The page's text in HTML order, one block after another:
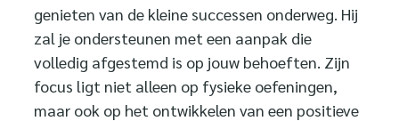
genieten van de kleine successen onderweg. Hij
zal je ondersteunen met een aanpak die
volledig afgestemd is op jouw behoeften. Zijn
focus ligt niet alleen op fysieke oefeningen,
maar ook op het ontwikkelen van een positieve